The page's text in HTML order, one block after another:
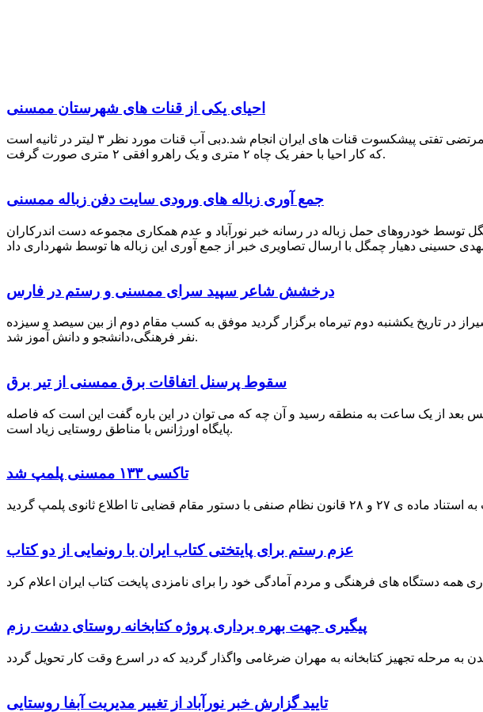
احیای یکی از قنات های شهرستان ممسنی
احیای این قنات به گفته علیرضا ظهیر امامی رئیس کانون کارآفرینی فارس با بهره گیری از دانش و تجربه دکتر مرتضی تفتی پیشکسوت قنات های ایران انجام شد.دبی آب قنات مورد نظر ۳ لیتر در ثانیه است
که کار احیا با حفر یک چاه ۲ متری و یک راهرو افقی ۲ متری صورت گرفت.
جمع آوری زباله های ورودی سایت دفن زباله ممسنی
توسط خودروهای حمل زباله در رسانه خبر نورآباد و عدم همکاری مجموعه دست اندرکاران
درخشش شاعر سپید سرای ممسنی و رستم در فارس
در تاریخ یکشنبه دوم تیرماه برگزار گردید موفق به کسب مقام دوم از بین سیصد و سیزده
نفر فرهنگی،دانشجو و دانش آموز شد.
سقوط پرسنل اتفاقات برق ممسنی از تیر برق
بعد از یک ساعت به منطقه رسید و آن چه که می توان در این باره گفت این است که فاصله
پایگاه اورژانس با مناطق روستایی زیاد است.
تاکسی ۱۳۳ ممسنی پلمپ شد
عزم رستم برای پایتختی کتاب ایران با رونمایی از دو کتاب
پیگیری جهت بهره برداری پروژه کتابخانه روستای دشت رزم
تایید گزارش خبر نورآباد از تغییر مدیریت آبفا روستایی